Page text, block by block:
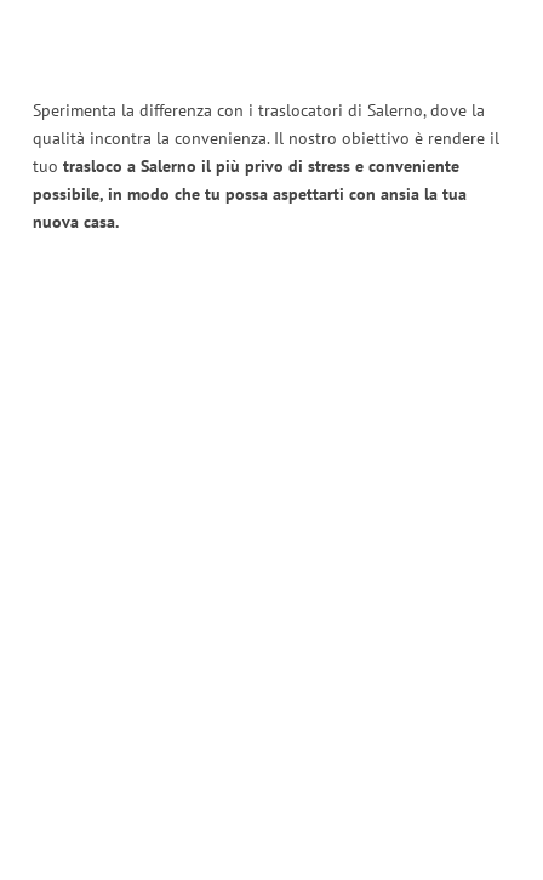
Sperimenta la differenza con i traslocatori di Salerno, dove la
qualità incontra la convenienza. Il nostro obiettivo è rendere il
tuo trasloco a Salerno il più privo di stress e conveniente
possibile, in modo che tu possa aspettarti con ansia la tua
nuova casa.